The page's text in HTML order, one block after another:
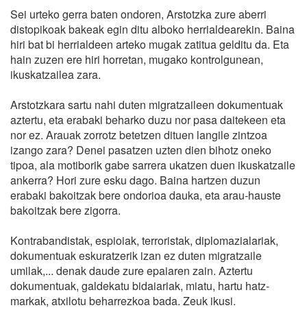
Sei urteko gerra baten ondoren, Arstotzka zure aberri
distopikoak bakeak egin ditu alboko herrialdearekin. Baina
hiri bat bi herrialdeen arteko mugak zatitua gelditu da. Eta
hain zuzen ere hiri horretan, mugako kontrolgunean,
ikuskatzailea zara.
Arstotzkara sartu nahi duten migratzaileen dokumentuak
aztertu, eta erabaki beharko duzu nor pasa daitekeen eta
nor ez. Arauak zorrotz betetzen dituen langile zintzoa
izango zara? Denei pasatzen uzten dien bihotz oneko
tipoa, ala motiborik gabe sarrera ukatzen duen ikuskatzaile
ankerra? Hori zure esku dago. Baina hartzen duzun
erabaki bakoitzak bere ondorioa dauka, eta arau-hauste
bakoitzak bere zigorra.
Kontrabandistak, espioiak, terroristak, diplomazialariak,
dokumentuak eskuratzerik izan ez duten migratzaile
umilak,... denak daude zure epaiaren zain. Aztertu
dokumentuak, galdekatu bidaiariak, miatu, hartu hatz-
markak, atxilotu beharrezkoa bada. Zeuk ikusi.